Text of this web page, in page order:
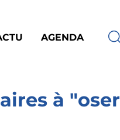
AGENDA
à "oser